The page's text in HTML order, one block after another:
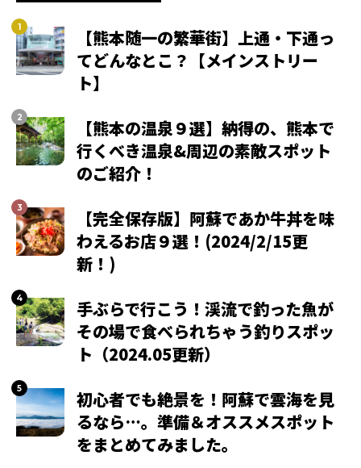
【熊本随一の繁華街】上通・下通っ
てどんなとこ？【メインストリー
ト】
【熊本の温泉９選】納得の、熊本で
行くべき温泉&周辺の素敵スポット
のご紹介！
【完全保存版】阿蘇であか牛丼を味
わえるお店９選！(2024/2/15更
新！)
手ぶらで行こう！渓流で釣った魚が
その場で食べられちゃう釣りスポッ
ト（2024.05更新）
初心者でも絶景を！阿蘇で雲海を見
るなら…。準備＆オススメスポット
をまとめてみました。